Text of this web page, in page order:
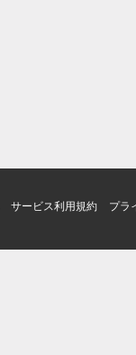
サービス利用規約 プラ